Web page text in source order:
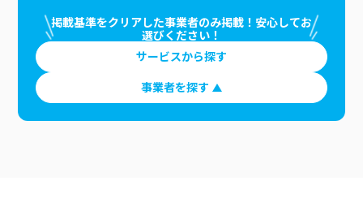
掲載基準をクリアした事業者のみ掲載！安心してお
選びください！
サービスから探す
事業者を探す